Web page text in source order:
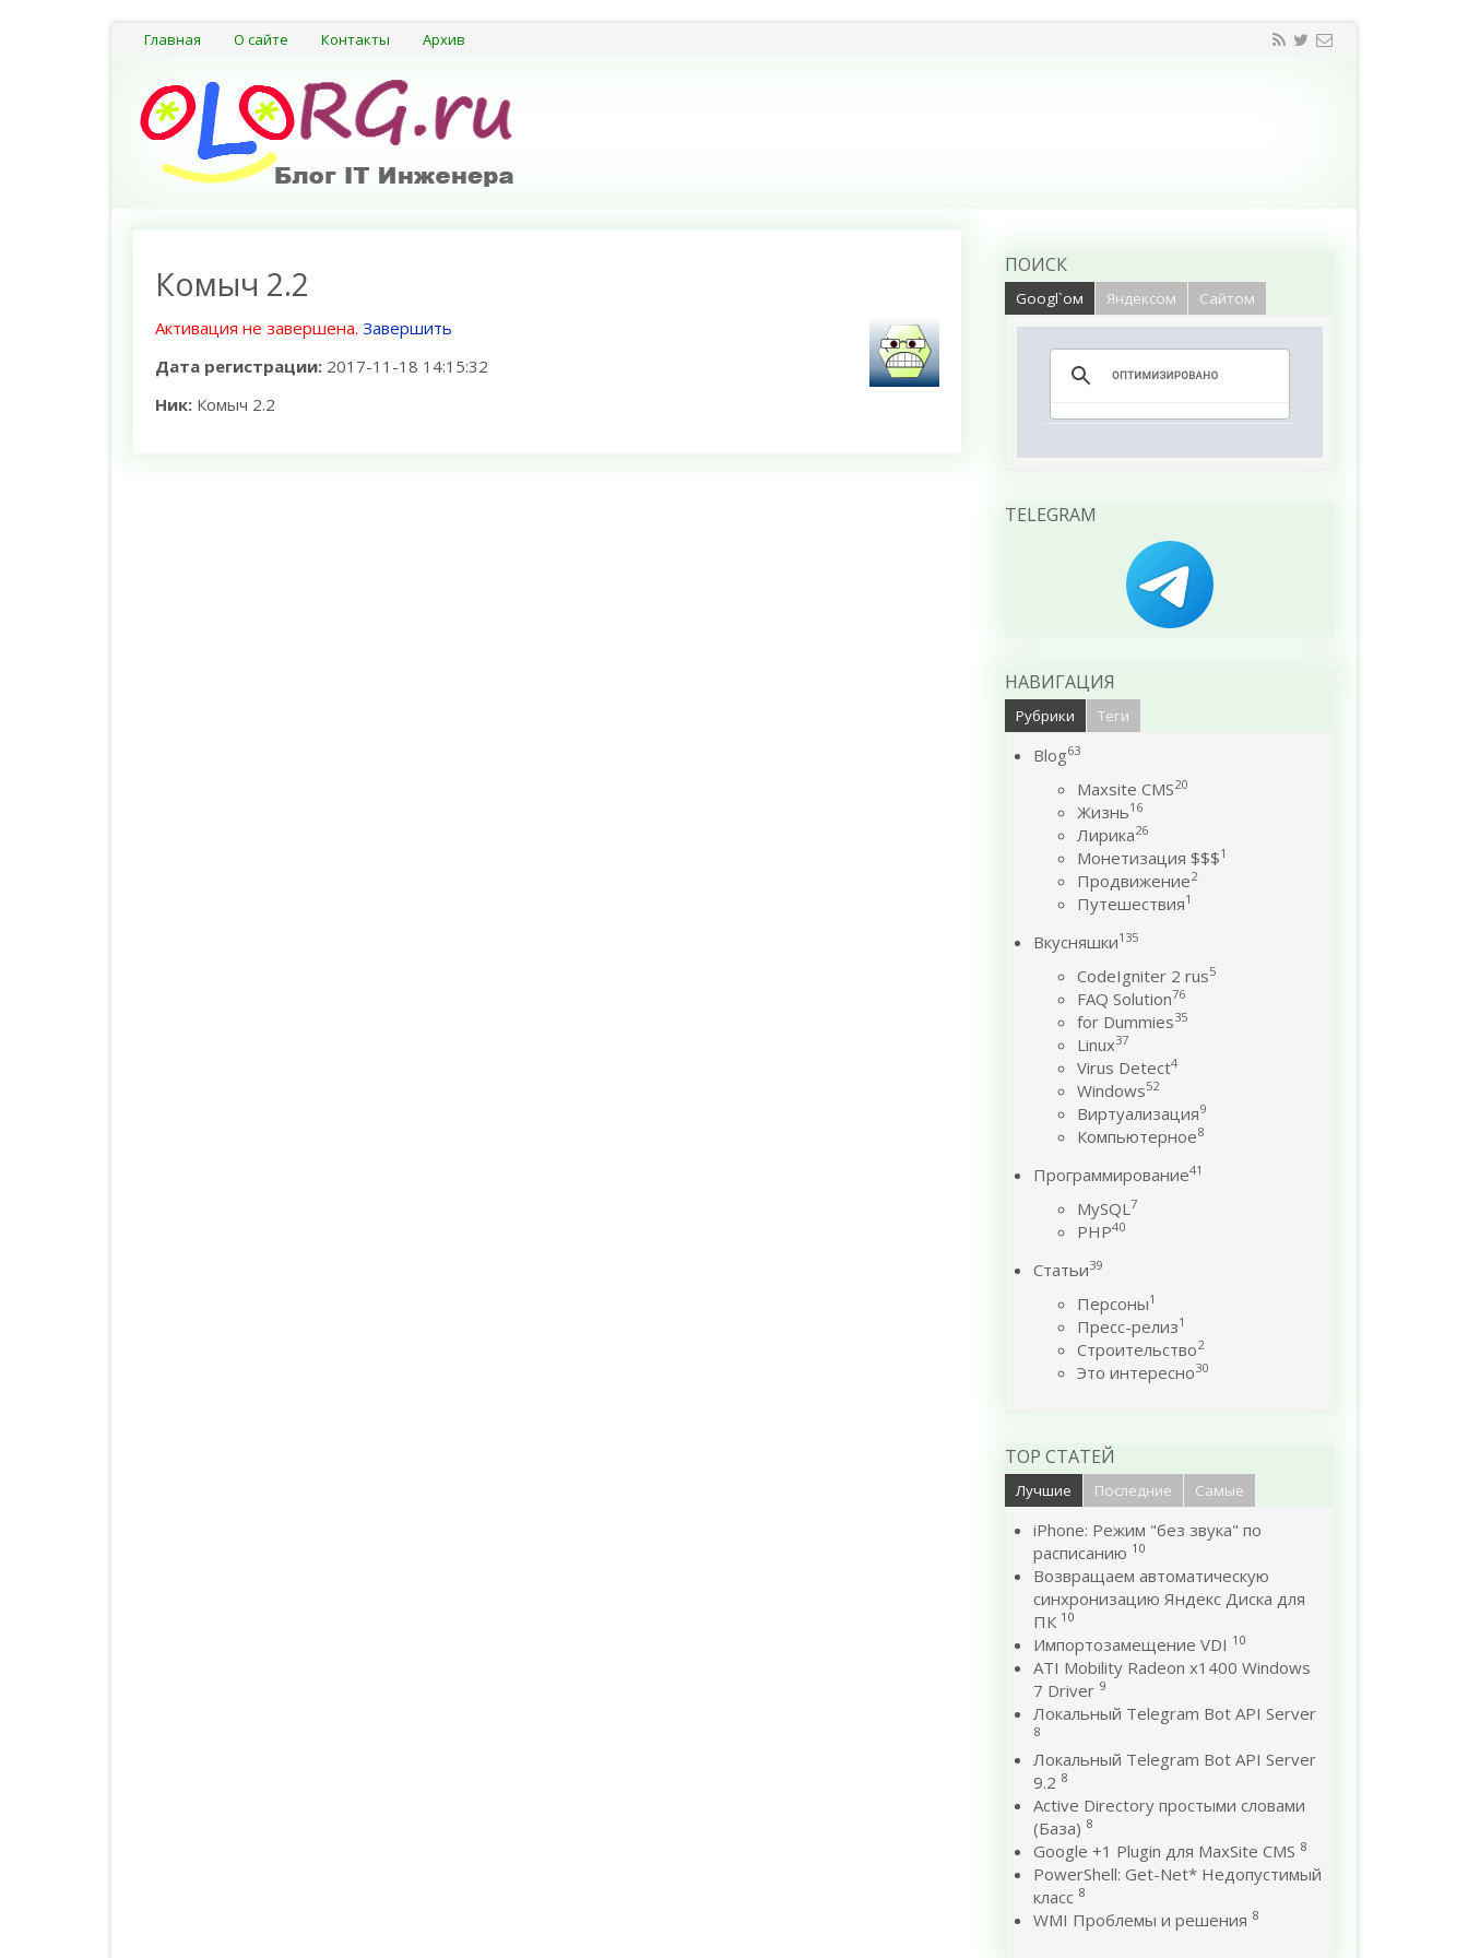
Главная О сайте Контакты Архив
Комыч 2.2
Активация не завершена. Завершить
Дата регистрации: 2017-11-18 14:15:32
Ник: Комыч 2.2
ПОИСК
Googl`ом Яндексом Сайтом
TELEGRAM
НАВИГАЦИЯ
Рубрики Теги
Blog63
Maxsite CMS20
Жизнь16
Лирика26
Монетизация $$$1
Продвижение2
Путешествия1
Вкусняшки135
CodeIgniter 2 rus5
FAQ Solution76
for Dummies35
Linux37
Virus Detect4
Windows52
Виртуализация9
Компьютерное8
Программирование41
MySQL7
PHP40
Статьи39
Персоны1
Пресс-релиз1
Строительство2
Это интересно30
TOP СТАТЕЙ
Лучшие Последние Самые
iPhone: Режим "без звука" по
расписанию 10
Возвращаем автоматическую
синхронизацию Яндекс Диска для
ПК 10
Импортозамещение VDI 10
ATI Mobility Radeon x1400 Windows
7 Driver 9
Локальный Telegram Bot API Server
8
Локальный Telegram Bot API Server
9.2 8
Active Directory простыми словами
(База) 8
Google +1 Plugin для MaxSite CMS 8
PowerShell: Get-Net* Недопустимый
класс 8
WMI Проблемы и решения 8